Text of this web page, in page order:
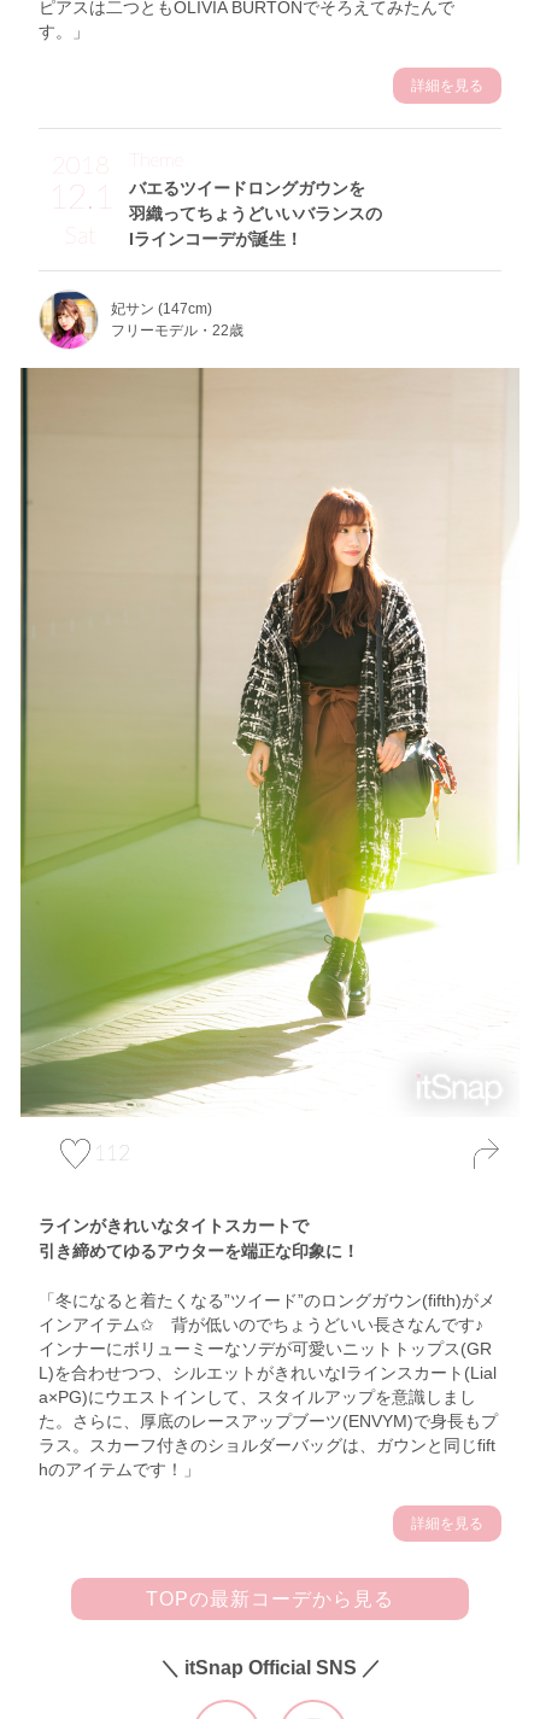
ピアスは二つともOLIVIA BURTONでそろえてみたんで
す。」
詳細を見る
2018
12.1
Sat
バエるツイードロングガウンを
羽織ってちょうどいいバランスの
Iラインコーデが誕生！
Theme
妃サン (147cm)
フリーモデル・22歳
112
ラインがきれいなタイトスカートで
引き締めてゆるアウターを端正な印象に！
「冬になると着たくなる”ツイード”のロングガウン(fifth)がメ
インアイテム✩ 背が低いのでちょうどいい長さなんです♪
インナーにボリューミーなソデが可愛いニットトップス(GR
L)を合わせつつ、シルエットがきれいなIラインスカート(Lial
a×PG)にウエストインして、スタイルアップを意識しまし
た。さらに、厚底のレースアップブーツ(ENVYM)で身長もプ
ラス。スカーフ付きのショルダーバッグは、ガウンと同じfift
hのアイテムです！」
詳細を見る
TOPの最新コーデから見る
＼ itSnap Official SNS ／